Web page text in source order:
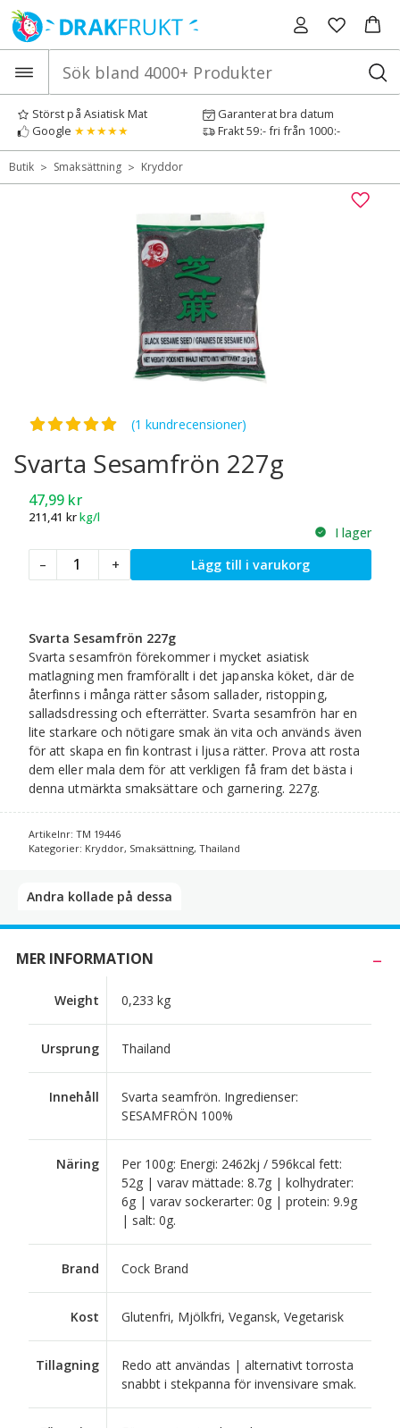
Hoppa
till
innehåll
Störst på Asiatisk Mat
Garanterat bra datum
Google ★★★★★ Frakt 59:- fri från 1000:-
Butik > Smaksättning > Kryddor
Betygsatt5.00av 5
(1 kundrecensioner)
Svarta Sesamfrön 227g
47,99 kr
211,41 krkg/l
I lager
–
Svarta
Sesamfrön
+ Lägg till i varukorg
Svarta Sesamfrön 227g
Svarta sesamfrön förekommer i mycket asiatisk
matlagning men framförallt i det japanska köket, där de
återfinns i många rätter såsom sallader, ristopping,
salladsdressing och efterrätter. Svarta sesamfrön har en
lite starkare och nötigare smak än vita och används även
för att skapa en fin kontrast i ljusa rätter. Prova att rosta
dem eller mala dem för att verkligen få fram det bästa i
denna utmärkta smaksättare och garnering. 227g.
Artikelnr: TM 19446
Kategorier: Kryddor, Smaksättning,Thailand
Andra kollade på dessa​
MER INFORMATION
Weight 0,233 kg
Ursprung Thailand
Innehåll
Svarta seamfrön. Ingredienser:
SESAMFRÖN 100%
Näring
Per 100g: Energi: 2462kj / 596kcal fett:
52g | varav mättade: 8.7g | kolhydrater:
6g | varav sockerarter: 0g | protein: 9.9g
| salt: 0g.
Brand Cock Brand
Kost Glutenfri, Mjölkfri, Vegansk, Vegetarisk
Tillagning
Redo att användas | alternativt torrosta
snabbt i stekpanna för invensivare smak.